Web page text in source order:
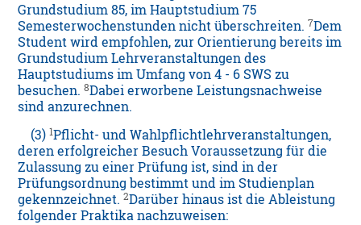
Grundstudium 85, im Hauptstudium 75
Semesterwochenstunden nicht überschreiten.7Dem
Student wird empfohlen, zur Orientierung bereits im
Grundstudium Lehrveranstaltungen des
Hauptstudiums im Umfang von 4 - 6 SWS zu
besuchen.8Dabei erworbene Leistungsnachweise
sind anzurechnen.
(3)1Pflicht- und Wahlpflichtlehrveranstaltungen,
deren erfolgreicher Besuch Voraussetzung für die
Zulassung zu einer Prüfung ist, sind in der
Prüfungsordnung bestimmt und im Studienplan
gekennzeichnet.2Darüber hinaus ist die Ableistung
folgender Praktika nachzuweisen: